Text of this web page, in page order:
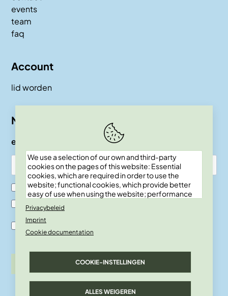
We use a selection of our own and third-party
cookies on the pages of this website: Essential
cookies, which are required in order to use the
website; functional cookies, which provide better
easy of use when using the website; performance
data on website use and statistics; and marketing
cookies, which are used to display relevant
content and advertising. If you choose "ACCEPT
revoke your consent for the future at any time
under "Settings".
Privacybeleid
Imprint
Cookie documentation
COOKIE-INSTELLINGEN
ALLES WEIGEREN
events
team
faq
Account
lid worden
Nieuwsbrief
e-mail
Ik ben SKEPP lid
Ik ben geen SKEPP lid
Ik ben akkoord met de verwerkingsvoor-waarden en
privacy policy.